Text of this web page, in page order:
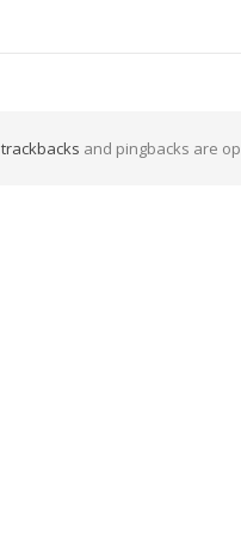
trackbacks and pingbacks are